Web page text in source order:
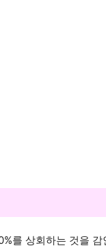
를 상회하는 것을